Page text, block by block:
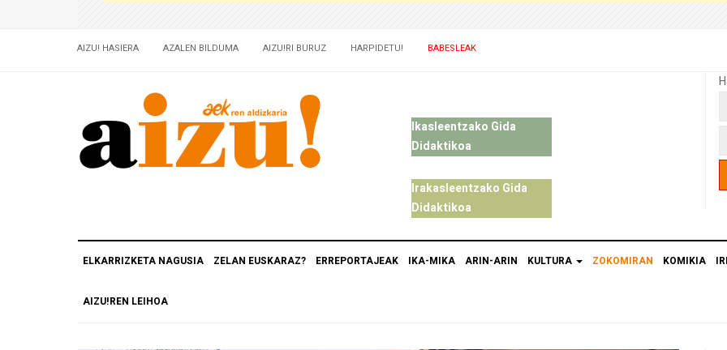
AIZU! HASIERA AZALEN BILDUMA AIZU!RI BURUZ HARPIDETU! BABESLEAK
Ikasleentzako Gida
Didaktikoa
Irakasleentzako Gida
Didaktikoa
ELKARRIZKETA NAGUSIA ZELAN EUSKARAZ? ERREPORTAJEAK IKA-MIKA ARIN-ARIN KULTURA ZOKOMIRAN KOMIKIA
AIZU!REN LEIHOA